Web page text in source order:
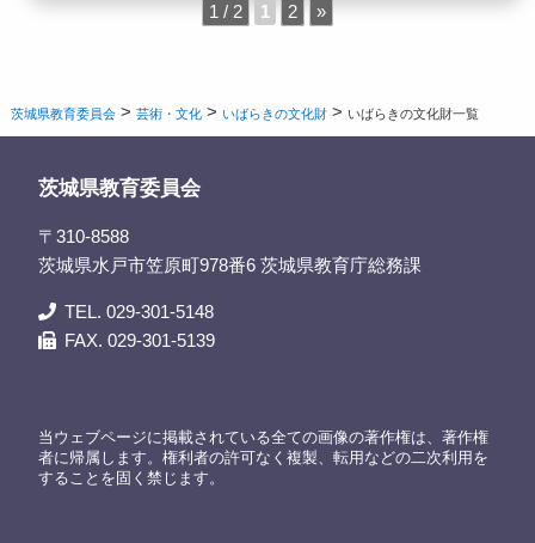
1 / 2 1 2 »
茨城県教育委員会 >芸術・文化 > いばらきの文化財 > いばらきの文化財一覧
茨城県教育委員会
〒310-8588
茨城県水戸市笠原町978番6 茨城県教育庁総務課
TEL. 029-301-5148
FAX. 029-301-5139
当ウェブページに掲載されている全ての画像の著作権は、著作権
者に帰属します。権利者の許可なく複製、転用などの二次利用を
することを固く禁じます。